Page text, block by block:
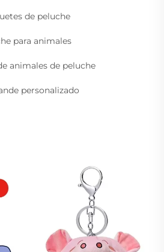
de peluche
para animales
animales de peluche
personalizado